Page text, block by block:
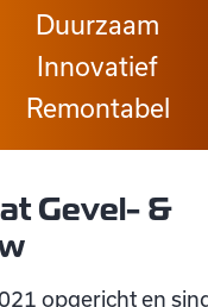
Duurzaam
Innovatief
Remontabel
Gevel- &
opgericht en